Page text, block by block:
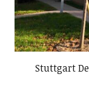
Stuttgart